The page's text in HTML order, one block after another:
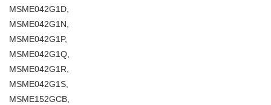
MSME042G1D,
MSME042G1N,
MSME042G1P,
MSME042G1Q,
MSME042G1R,
MSME042G1S,
MSME152GCB,